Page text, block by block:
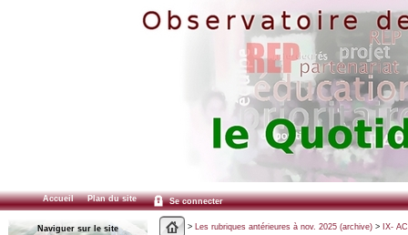
Accueil Plan du site Se connecter
Naviguer sur le site > Les rubriques antérieures à nov. 2025 (archive)> IX-